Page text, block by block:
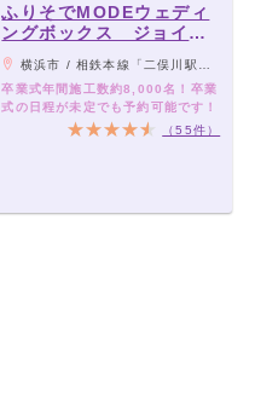
ふりそでMODEウェディ
ングボックス ジョイナ
ステラス二俣川店
横浜市 / 相鉄本線「二俣川駅」よりすぐ
卒業式年間施工数約8,000名！卒業
式の日程が未定でも予約可能です！
（55件）